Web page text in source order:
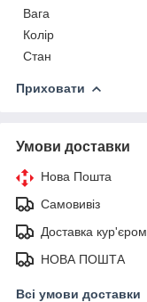
Вага
Колір
Стан
Приховати
Умови доставки
Нова Пошта
Самовивіз
Доставка кур'єром
НОВА ПОШТА
Всі умови доставки